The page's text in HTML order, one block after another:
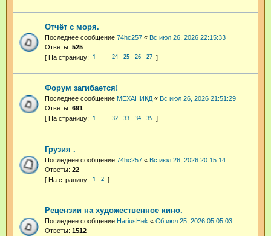
Отчёт с моря.
Последнее сообщение 74hc257 « Вс июл 26, 2026 22:15:33
Ответы: 525
1 24 25 26 27
Форум загибается!
Последнее сообщение МЕХАНИКД « Вс июл 26, 2026 21:51:29
Ответы: 691
1 … 32 33 34 35
Грузия .
Последнее сообщение 74hc257 « Вс июл 26, 2026 20:15:14
Ответы: 22
1 2
Рецензии на художественное кино.
Последнее сообщение HariusHek « Сб июл 25, 2026 05:05:03
Ответы: 1512